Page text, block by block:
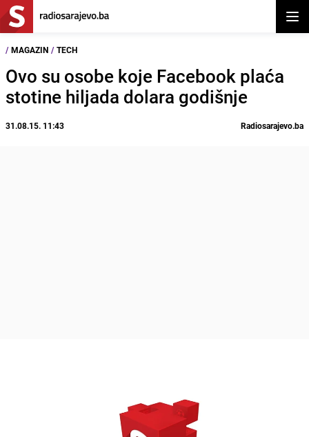
/ MAGAZIN / TECH
Ovo su osobe koje Facebook plaća
stotine hiljada dolara godišnje
31.08.15. 11:43 Radiosarajevo.ba